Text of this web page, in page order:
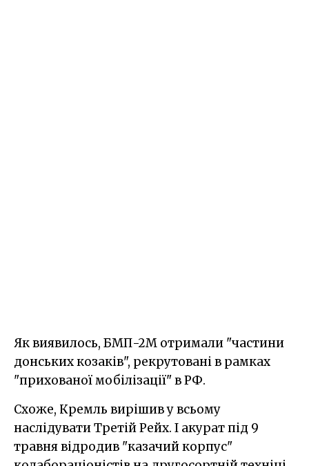
Як виявилось, БМП-2М отримали "частини
донських козаків", рекрутовані в рамках
"прихованої мобілізації" в РФ.
Схоже, Кремль вирішив у всьому
наслідувати Третій Рейх. І акурат під 9
травня відродив "казачий корпус"